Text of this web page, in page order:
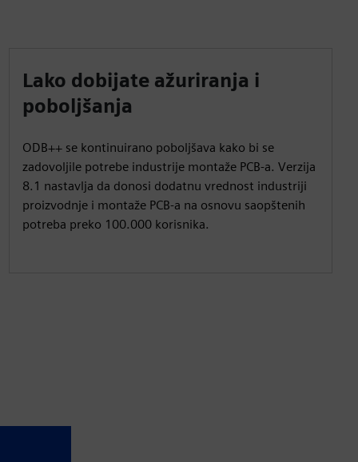
Lako dobijate ažuriranja i
poboljšanja
ODB++ se kontinuirano poboljšava kako bi se
zadovoljile potrebe industrije montaže PCB-a. Verzija
8.1 nastavlja da donosi dodatnu vrednost industriji
proizvodnje i montaže PCB-a na osnovu saopštenih
potreba preko 100.000 korisnika.